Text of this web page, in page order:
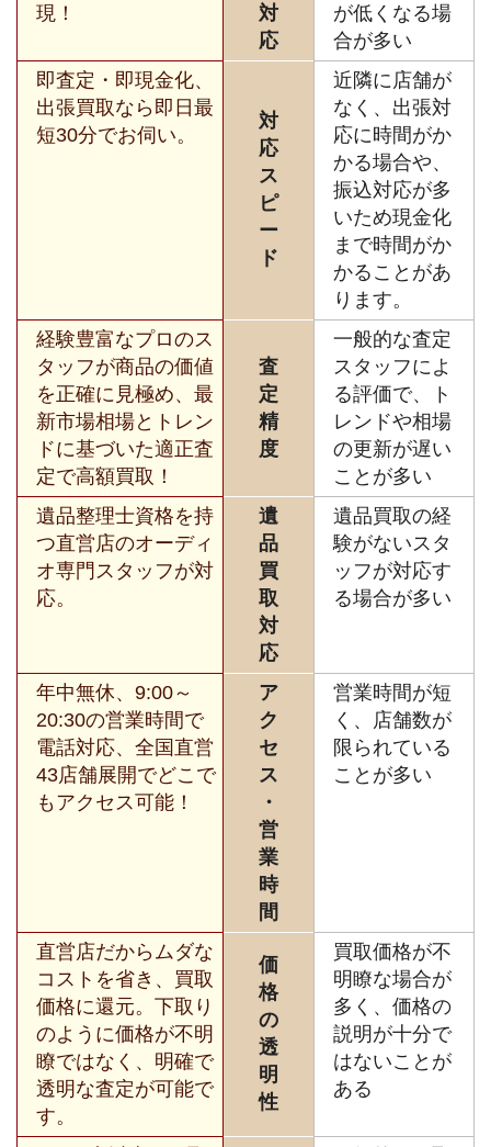
現！
対
応
が低くなる場
合が多い
即査定・即現金化、
出張買取なら即日最
短30分でお伺い。
対
応
ス
ピ
ー
ド
近隣に店舗が
なく、出張対
応に時間がか
かる場合や、
振込対応が多
いため現金化
まで時間がか
かることがあ
ります。
経験豊富なプロのス
タッフが商品の価値
を正確に見極め、最
新市場相場とトレン
ドに基づいた適正査
定で高額買取！
査
定
精
度
一般的な査定
スタッフによ
る評価で、ト
レンドや相場
の更新が遅い
ことが多い
遺品整理士資格を持
つ直営店のオーディ
オ専門スタッフが対
応。
遺
品
買
取
対
応
遺品買取の経
験がないスタ
ッフが対応す
る場合が多い
年中無休、9:00～
20:30の営業時間で
電話対応、全国直営
43店舗展開でどこで
もアクセス可能！
ア
ク
セ
ス
・
営
業
時
間
営業時間が短
く、店舗数が
限られている
ことが多い
直営店だからムダな
コストを省き、買取
価格に還元。下取り
のように価格が不明
瞭ではなく、明確で
透明な査定が可能で
す。
価
格
の
透
明
性
買取価格が不
明瞭な場合が
多く、価格の
説明が十分で
はないことが
ある